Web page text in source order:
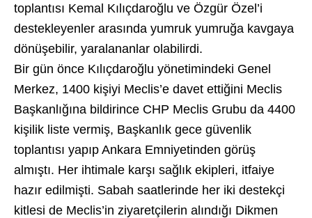
toplantısı Kemal Kılıçdaroğlu ve Özgür Özel’i
destekleyenler arasında yumruk yumruğa kavgaya
dönüşebilir, yaralananlar olabilirdi.
Bir gün önce Kılıçdaroğlu yönetimindeki Genel
Merkez, 1400 kişiyi Meclis’e davet ettiğini Meclis
Başkanlığına bildirince CHP Meclis Grubu da 4400
kişilik liste vermiş, Başkanlık gece güvenlik
toplantısı yapıp Ankara Emniyetinden görüş
almıştı. Her ihtimale karşı sağlık ekipleri, itfaiye
hazır edilmişti. Sabah saatlerinde her iki destekçi
kitlesi de Meclis’in ziyaretçilerin alındığı Dikmen